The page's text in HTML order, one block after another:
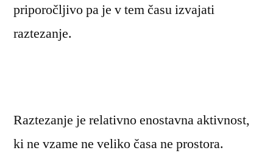
priporočljivo pa je v tem času izvajati
raztezanje.
Raztezanje je relativno enostavna aktivnost,
ki ne vzame ne veliko časa ne prostora.